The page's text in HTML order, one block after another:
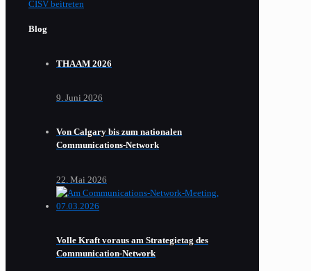
CISV beitreten
Blog
THAAM 2026
9. Juni 2026
Von Calgary bis zum nationalen
Communications-Network
22. Mai 2026
Volle Kraft voraus am Strategietag des
Communication-Network